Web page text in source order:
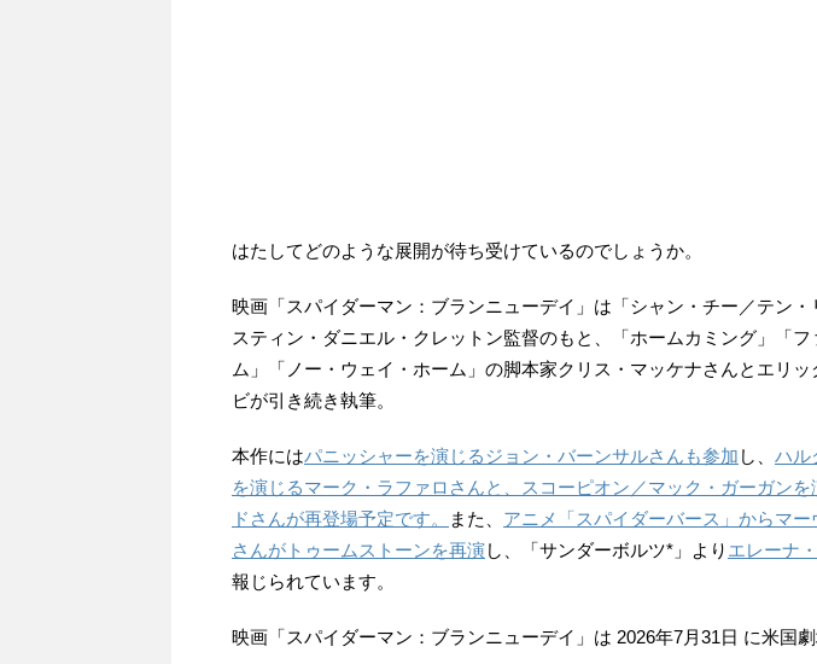
はたしてどのような展開が待ち受けているのでしょうか。
映画「スパイダーマン：ブランニューデイ」は「シャン・チー／テン
スティン・ダニエル・クレットン監督のもと、「ホームカミング」「
ム」「ノー・ウェイ・ホーム」の脚本家クリス・マッケナさんとエリ
ビが引き続き執筆。
本作にはパニッシャーを演じるジョン・バーンサルさんも参加 し、 ハル
を演じるマーク・ラファロさんと、スコーピオン／マック・ガーガン
ドさんが再登場予定です。
また、 アニメ「スパイダーバース」からマ
さんがトゥームストーンを再演 し、「サンダーボルツ*」より エレーナ
報じられています。
映画「スパイダーマン：ブランニューデイ」は 2026年7月31日 に米国劇